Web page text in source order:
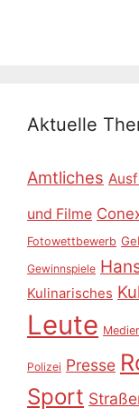
Aktuelle
Amtliches
und Filme
Fotowettbewerb
Gewinnspiele
Kulinarisches
Leute
Polizei Presse
Sport